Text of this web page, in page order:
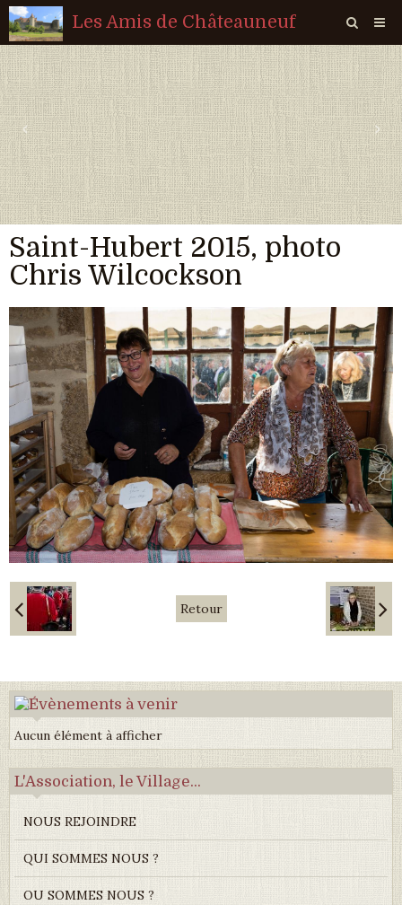
Les Amis de Châteauneuf
Page d'accueil
Livre d'or
Agenda
Quiz
Vidéos
Album
Contact
Sondages
‹ ›
Saint-Hubert 2015, photo
Chris Wilcockson
Retour
Aucun élément à afficher
L'Association, le Village...
NOUS REJOINDRE
QUI SOMMES NOUS ?
OU SOMMES NOUS ?